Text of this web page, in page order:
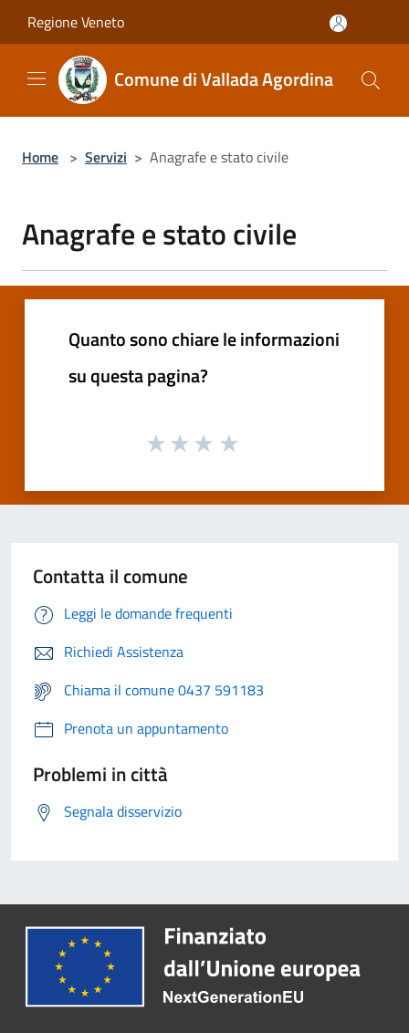
Regione Veneto
Comune di Vallada Agordina
Home > Servizi > Anagrafe e stato civile
Anagrafe e stato civile
Quanto sono chiare le informazioni
su questa pagina?
Contatta il comune
Leggi le domande frequenti
Richiedi Assistenza
Chiama il comune 0437 591183
Prenota un appuntamento
Problemi in città
Segnala disservizio